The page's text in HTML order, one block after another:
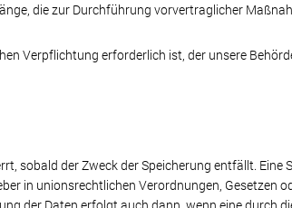
die zur Durchführung vorvertraglicher
Verpflichtung erforderlich ist, der unsere
sobald der Zweck der Speicherung entfällt. Eine
in unionsrechtlichen Verordnungen, Gesetzen